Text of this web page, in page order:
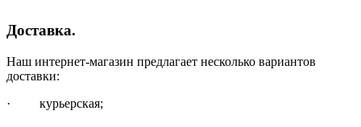
Доставка.
Наш интернет-магазин предлагает несколько вариантов
доставки:
· курьерская;